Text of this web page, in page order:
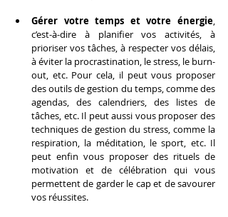
Gérer votre temps et votre énergie,
c’est-à-dire à planifier vos activités, à
prioriser vos tâches, à respecter vos délais,
à éviter la procrastination, le stress, le burn-
out, etc. Pour cela, il peut vous proposer
des outils de gestion du temps, comme des
agendas, des calendriers, des listes de
tâches, etc. Il peut aussi vous proposer des
techniques de gestion du stress, comme la
respiration, la méditation, le sport, etc. Il
peut enfin vous proposer des rituels de
motivation et de célébration qui vous
permettent de garder le cap et de savourer
vos réussites.